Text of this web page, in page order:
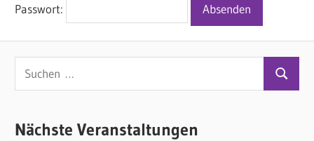
Passwort:
u
h
Nächste Veranstaltungen